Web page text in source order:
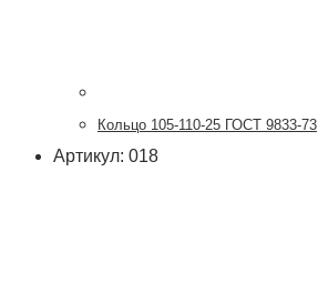
Кольцо 105-110-25 ГОСТ 9833-73
Артикул: 018